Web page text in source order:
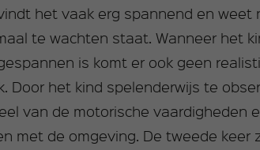
het vaak erg spannend en weet
te wachten staat. Wanneer het
is komt er ook geen
Door het kind spelenderwijs te
van de motorische vaardigheden
met de omgeving. De tweede keer